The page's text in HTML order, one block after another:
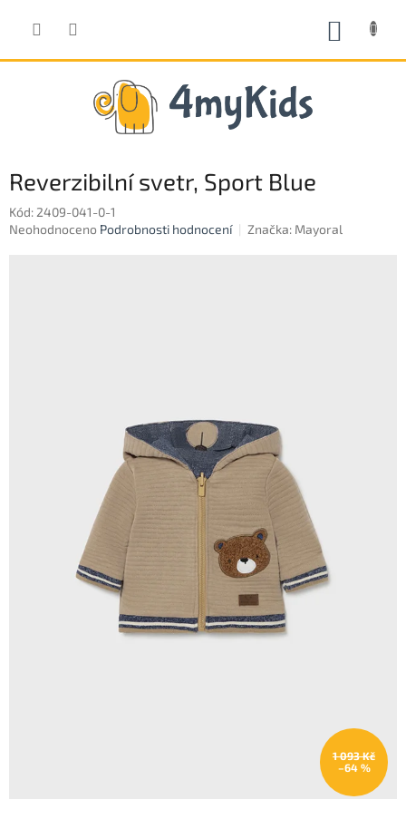
Reverzibilní svetr, Sport Blue
Kód: 2409-041-0-1
Průměrné
Neohodnoceno Podrobnosti hodnocení Značka: Mayoral
1 093 Kč
–64 %